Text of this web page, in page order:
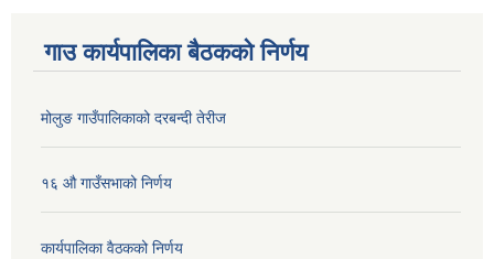
गाउ कार्यपालिका बैठकको निर्णय
मोलुङ गाउँपालिकाको दरबन्दी तेरीज
१६ औ गाउँसभाको निर्णय
कार्यपालिका वैठकको निर्णय